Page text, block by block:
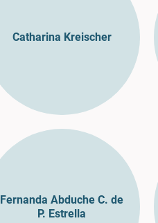
Catharina Kreischer
Fernanda Abduche C. de
P. Estrella